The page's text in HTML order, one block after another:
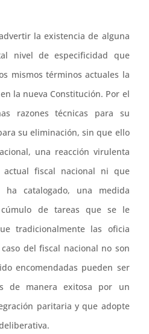
la existencia de alguna
nivel de especificidad que
mismos términos actuales la
la nueva Constitución. Por el
razones técnicas para su
su eliminación, sin que ello
una reacción virulenta
fiscal nacional ni que
catalogado, una medida
de tareas que se le
tradicionalmente las oficia
del fiscal nacional no son
encomendadas pueden ser
de manera exitosa por un
paritaria y que adopte